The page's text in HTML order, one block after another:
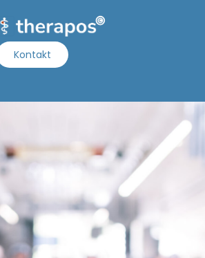
Kontakt